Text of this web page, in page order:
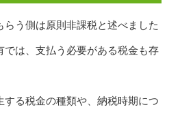
う側は原則非課税と述べました
では、支払う必要がある税金も存
する税金の種類や、納税時期につ